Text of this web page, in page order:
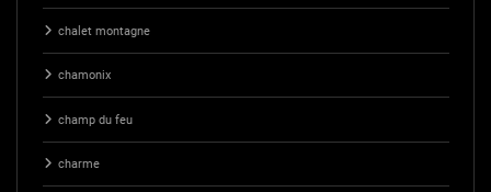
chalet montagne
chamonix
champ du feu
charme